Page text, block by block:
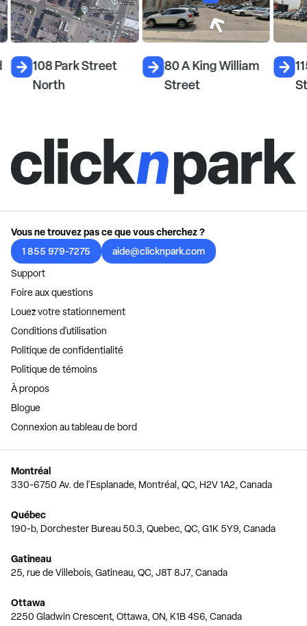
108 Park Street
North
80 A King William
Street
Vous ne trouvez pas ce que vous cherchez ?
1 855 979-7275
aide@clicknpark.com
Support
Foire aux questions
Louez votre stationnement
Conditions d'utilisation
Politique de confidentialité
Politique de témoins
À propos
Blogue
Connexion au tableau de bord
Montréal
330-6750 Av. de l'Esplanade, Montréal, QC, H2V 1A2, Canada
Québec
190-b, Dorchester Bureau 50.3, Quebec, QC, G1K 5Y9, Canada
Gatineau
25, rue de Villebois, Gatineau, QC, J8T 8J7, Canada
Ottawa
2250 Gladwin Crescent, Ottawa, ON, K1B 4S6, Canada